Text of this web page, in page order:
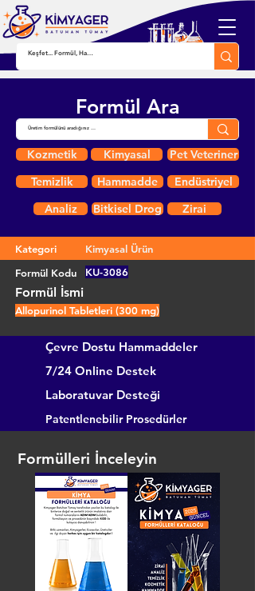
Formül Ara
Kozmetik Kimyasal
Pet Veteriner
Temizlik
Hammadde
Endüstriyel
Analiz
Bitkisel Drog Zirai
Kategori
Kimyasal Ürün
Formül Kodu
KU-3086
Formül İsmi
Allopurinol Tabletleri (300 mg)
Çevre Dostu Hammaddeler
7/24 Online Destek
Laboratuvar Desteği
Patentlenebilir Prosedürler
Formülleri İnceleyin